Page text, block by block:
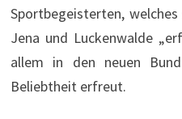
Sportbegeisterten,
Jena und Luckenwalde
allem in den neuen
Beliebtheit erfreut.